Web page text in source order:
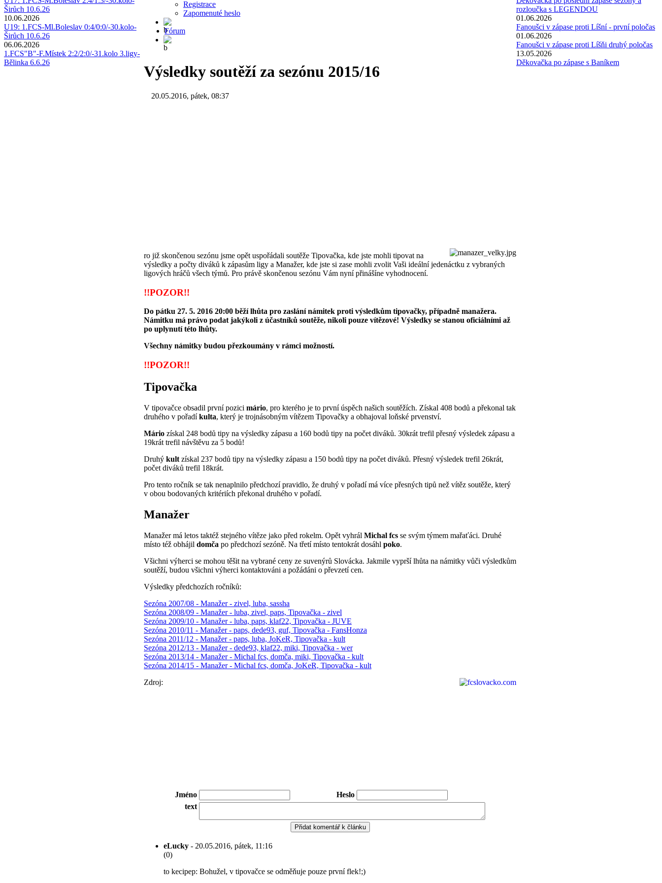
Širůch 10.6.26
10.06.2026
U19: 1.FCS-Ml.Boleslav 0:4/0:0/-30.kolo-
Širůch 10.6.26
06.06.2026
1.FCS"B"-F.Místek 2:2/2:0/-31.kolo 3.ligy-
Bělinka 6.6.26
rozloučka s LEGENDOU
01.06.2026
Fanoušci v zápase proti Líšní - první poločas
01.06.2026
Fanoušci v zápase proti Líšňi druhý poločas
13.05.2026
Děkovačka po zápase s Baníkem
Registrace
Zapomenuté heslo
Fórum
Výsledky soutěží za sezónu 2015/16
20.05.2016, pátek, 08:37
ro již skončenou sezónu jsme opět uspořádali soutěže Tipovačka, kde jste mohli tipovat na
výsledky a počty diváků k zápasům ligy a Manažer, kde jste si zase mohli zvolit Vaši ideální jedenáctku z vybraných
ligových hráčů všech týmů. Pro právě skončenou sezónu Vám nyní přinášíne vyhodnocení.
!!POZOR!!
Do pátku 27. 5. 2016 20:00 běží lhůta pro zaslání námitek proti výsledkům tipovačky, případně manažera.
Námitku má právo podat jakýkoli z účastníků soutěže, nikoli pouze vítězové! Výsledky se stanou oficiálními až
po uplynutí této lhůty.
Všechny námitky budou přezkoumány v rámci možností.
!!POZOR!!
Tipovačka
V tipovačce obsadil první pozici mário, pro kterého je to první úspěch našich soutěžích. Získal 408 bodů a překonal tak
druhého v pořadíkulta, který je trojnásobným vítězem Tipovačky a obhajoval loňské prvenství.
Mário získal 248 bodů tipy na výsledky zápasu a 160 bodů tipy na počet diváků. 30krát trefil přesný výsledek zápasu a
19krát trefil návštěvu za 5 bodů!
Druhý kult získal 237 bodů tipy na výsledky zápasu a 150 bodů tipy na počet diváků. Přesný výsledek trefil 26krát,
počet diváků trefil 18krát.
Pro tento ročník se tak nenaplnilo předchozí pravidlo, že druhý v pořadí má více přesných tipů než vítěz soutěže, který
v obou bodovaných kritériích překonal druhého v pořadí.
Manažer
Manažer má letos taktéž stejného vítěze jako před rokelm. Opět vyhrál Michal fcs se svým týmem mařaťáci. Druhé
místo též obhájil domča po předchozí sezóně. Na třetí místo tentokrát dosáhl poko.
Všichni výherci se mohou těšit na vybrané ceny ze suvenýrů Slovácka. Jakmile vyprší lhůta na námitky vůči výsledkům
soutěží, budou všichni výherci kontaktováni a požádáni o převzetí cen.
Výsledky předchozích ročníků:
Sezóna 2007/08 - Manažer - zivel, luba, sassha
Sezóna 2008/09 - Manažer - luba, zivel, paps, Tipovačka - zivel
Sezóna 2009/10 - Manažer - luba, paps, klaf22, Tipovačka - JUVE
Sezóna 2010/11 - Manažer - paps, dede93, guf, Tipovačka - FansHonza
Sezóna 2011/12 - Manažer - paps, luba, JoKeR, Tipovačka - kult
Sezóna 2012/13 - Manažer - dede93, klaf22, miki, Tipovačka - wer
Sezóna 2013/14 - Manažer - Michal fcs, domča, miki, Tipovačka - kult
Sezóna 2014/15 - Manažer - Michal fcs, domča, JoKeR, Tipovačka - kult
Zdroj:
Jméno
Heslo
text
eLucky - 20.05.2016, pátek, 11:16
(0)
to kecipep: Bohužel, v tipovačce se odměňuje pouze první flek!;)